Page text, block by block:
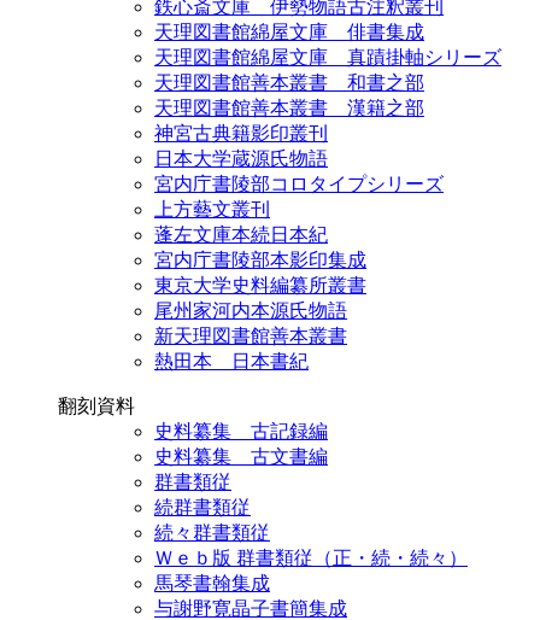
鉄心斎文庫 伊勢物語古注釈叢刊
天理図書館綿屋文庫 俳書集成
天理図書館綿屋文庫 真蹟掛軸シリーズ
天理図書館善本叢書 和書之部
天理図書館善本叢書 漢籍之部
神宮古典籍影印叢刊
日本大学蔵源氏物語
宮内庁書陵部コロタイプシリーズ
上方藝文叢刊
蓬左文庫本続日本紀
宮内庁書陵部本影印集成
東京大学史料編纂所叢書
尾州家河内本源氏物語
新天理図書館善本叢書
熱田本 日本書紀
翻刻資料
史料纂集 古記録編
史料纂集 古文書編
群書類従
続群書類従
続々群書類従
Ｗｅｂ版 群書類従（正・続・続々）
馬琴書翰集成
与謝野寛晶子書簡集成